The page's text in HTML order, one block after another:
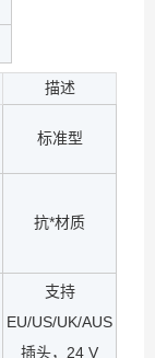
描述
标准型
抗*材质
支持
EU/US/UK/AUS
插头，24 V